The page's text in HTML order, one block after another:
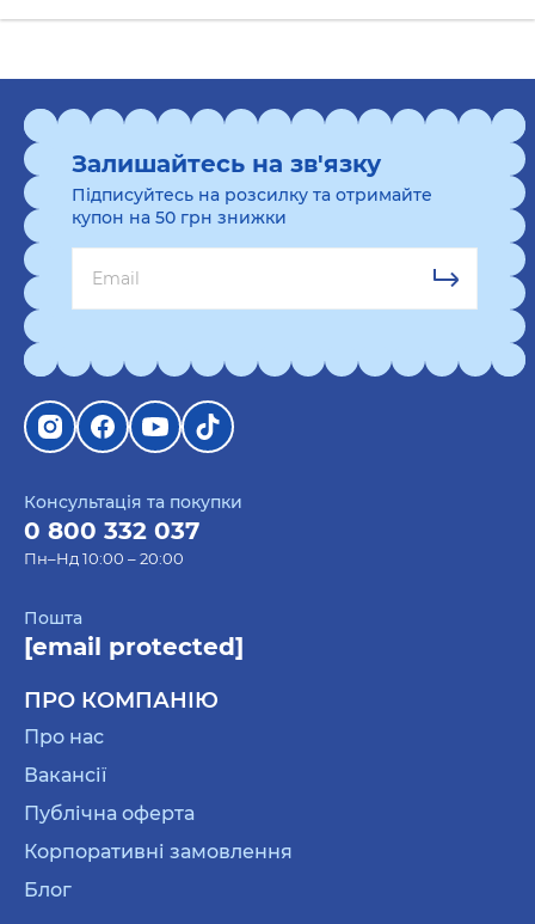
Консультація та покупки
0 800 332 037
Пн–Нд 10:00 – 20:00
Пошта
[email protected]
ПРО КОМПАНІЮ
Про нас
Вакансії
Публічна оферта
Корпоративні замовлення
Блог
Залишайтесь на зв'язку
Підписуйтесь на розсилку та отримайте
купон на 50 грн знижки